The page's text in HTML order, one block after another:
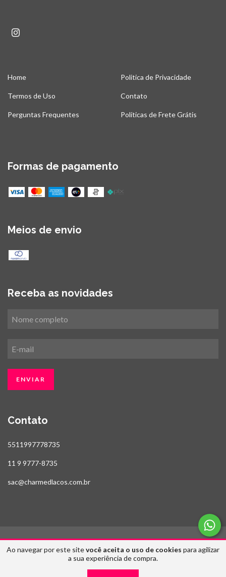
Ao navegar por este sitevocê aceita o uso de cookies para agilizar
a sua experiência de compra.
Home Politica de Privacidade
Termos de Uso Contato
Perguntas Frequentes Políticas de Frete Grátis
Formas de pagamento
Meios de envio
Receba as novidades
Contato
5511997778735
11 9 9777-8735
sac@charmedlacos.com.br
Copyright Estilo Fitas & Charmed Laços - 2026. Todos os direitos reservados.